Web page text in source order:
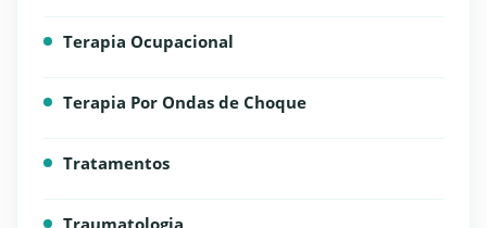
Terapia Ocupacional
Terapia Por Ondas de Choque
Tratamentos
Traumatologia